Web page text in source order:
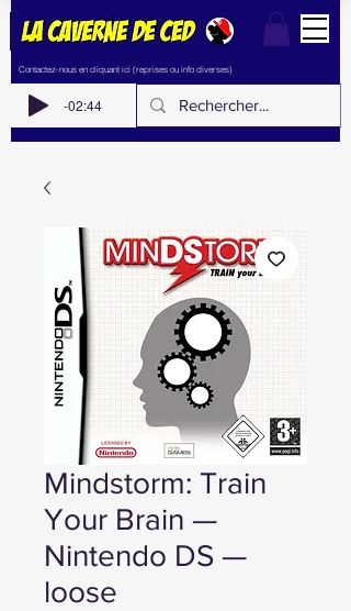
Contactez-nous en cliquant ici (reprises ou info diverses)
-02:44
Mindstorm: Train
Your Brain —
Nintendo DS —
loose